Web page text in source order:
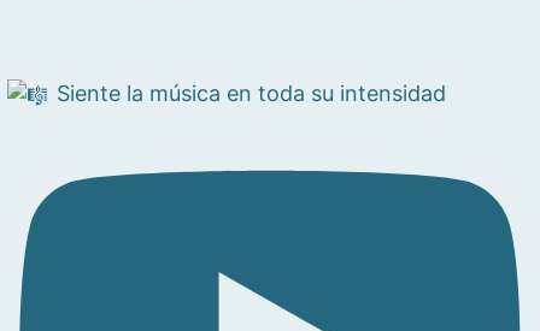
Siente la música en toda su intensidad